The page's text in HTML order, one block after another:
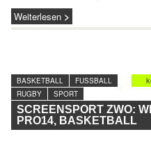
Weiterlesen
BASKETBALL
FUSSBALL
RUGBY
SPORT
SCREENSPORT ZWO:
PRO14, BASKETBALL